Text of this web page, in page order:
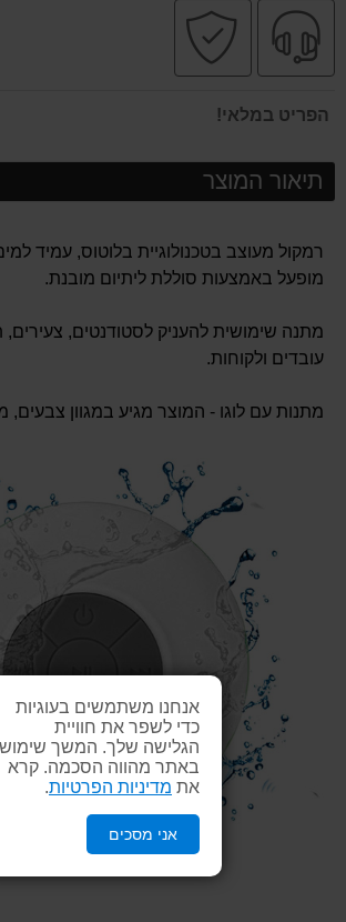
אנחנו משתמשים בעוגיות
כדי לשפר את חוויית
הגלישה שלך. המשך שימוש
באתר מהווה הסכמה. קרא
את מדיניות הפרטיות
אני מסכים
שירות
מקצועי
הפריט במלאי!
תיאור המוצר
רמקול מעוצב בטכנולוגיית בלוטוס, עמיד
מופעל באמצעות סוללת ליתיום מובנת.
מתנה שימושית להעניק לסטודנטים, צעירים,
עובדים ולקוחות.
מתנות עם לוגו - המוצר מגיע במגוון צבעים,